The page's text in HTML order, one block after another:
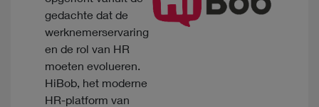
gedachte dat de
werknemerservaring
en de rol van HR
moeten evolueren.
HiBob, het moderne
HR-platform van